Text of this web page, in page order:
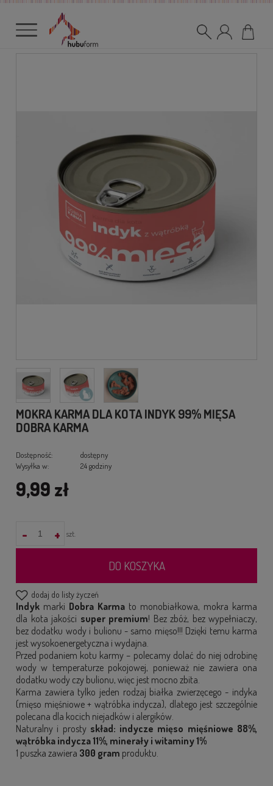
MOKRA KARMA DLA KOTA INDYK 99% MIĘSA
DOBRA KARMA
Dostępność:
dostępny
Wysyłka w:
24 godziny
9,99 zł
+
- szt.
DO KOSZYKA
dodaj do listy życzeń
Indyk marki Dobra Karma to monobiałkowa, mokra karma
dla kota jakości super premium! Bez zbóż, bez wypełniaczy,
bez dodatku wody i bulionu - samo mięso!!! Dzięki temu karma
jest wysokoenergetyczna i wydajna.
Przed podaniem kotu karmy – polecamy dolać do niej odrobinę
wody w temperaturze pokojowej, ponieważ nie zawiera ona
dodatku wody czy bulionu, więc jest mocno zbita.
Karma zawiera tylko jeden rodzaj białka zwierzęcego - indyka
(mięso mięśniowe + wątróbka indycza), dlatego jest szczególnie
polecana dla kocich niejadków i alergików.
Naturalny i prostyskład: indycze mięso mięśniowe 88%,
wątróbka indycza 11%, minerały i witaminy 1%
1 puszka zawiera 300 gram produktu.